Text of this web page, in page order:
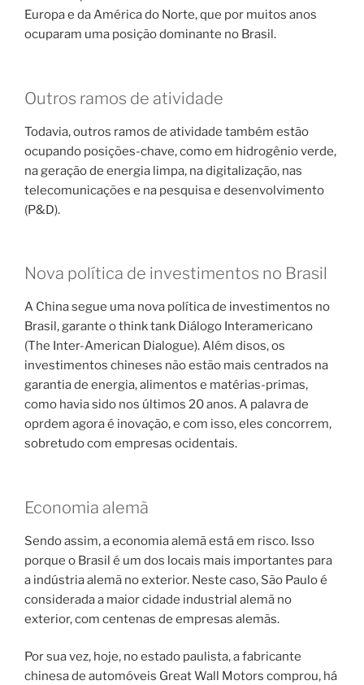
Europa e da América do Norte, que por muitos anos
ocuparam uma posição dominante no Brasil.
Outros ramos de atividade
Todavia, outros ramos de atividade também estão
ocupando posições-chave, como em hidrogênio verde,
na geração de energia limpa, na digitalização, nas
telecomunicações e na pesquisa e desenvolvimento
(P&D).
Nova política de investimentos no Brasil
A China segue uma nova política de investimentos no
Brasil, garante o think tank Diálogo Interamericano
(The Inter-American Dialogue). Além disos, os
investimentos chineses não estão mais centrados na
garantia de energia, alimentos e matérias-primas,
como havia sido nos últimos 20 anos. A palavra de
oprdem agora é inovação, e com isso, eles concorrem,
sobretudo com empresas ocidentais.
Economia alemã
Sendo assim, a economia alemã está em risco. Isso
porque o Brasil é um dos locais mais importantes para
a indústria alemã no exterior. Neste caso, São Paulo é
considerada a maior cidade industrial alemã no
exterior, com centenas de empresas alemãs.
Por sua vez, hoje, no estado paulista, a fabricante
chinesa de automóveis Great Wall Motors comprou, há